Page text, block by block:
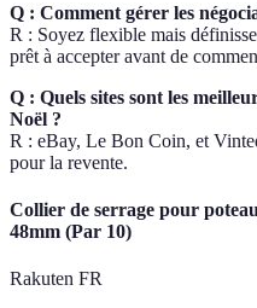
Q : Comment gérer les
R : Soyez flexible mais
prêt à accepter avant de
Q : Quels sites sont les
Noël ?
R : eBay, Le Bon Coin, et
pour la revente.
Collier de serrage pour
48mm (Par 10)
Rakuten FR